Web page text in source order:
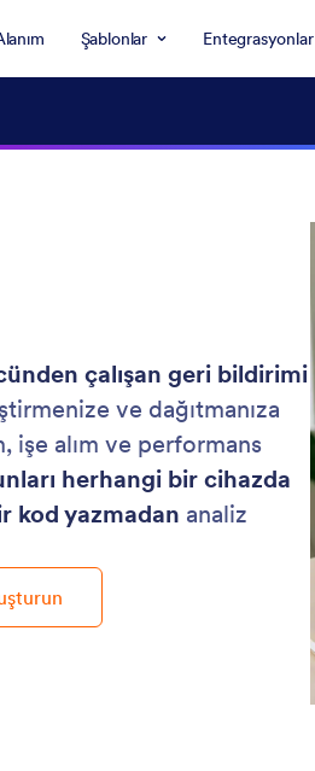
Şablonlar Entegrasyonlar
çalışan geri bildirimi
ve dağıtmanıza
işe alım ve performans
herhangi bir cihazda
kod yazmadan analiz